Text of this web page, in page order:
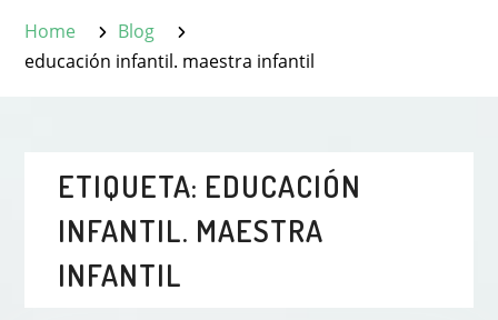
Home
Blog
educación infantil. maestra infantil
ETIQUETA: EDUCACIÓN
INFANTIL. MAESTRA
INFANTIL